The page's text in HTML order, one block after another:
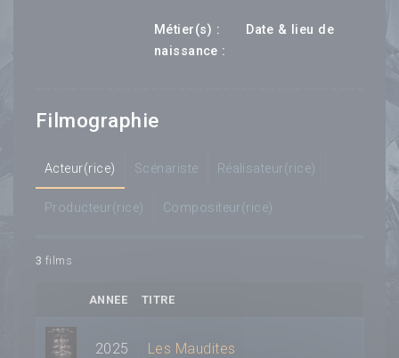
Métier(s) :
Date & lieu de
naissance :
Filmographie
Acteur(rice) Scénariste Réalisateur(rice)
Producteur(rice) Compositeur(rice)
3 films
ANNEE TITRE
2025 Les Maudites